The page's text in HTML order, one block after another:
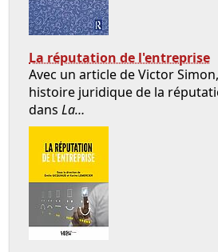
La réputation de l'entreprise
Avec un article de Victor
histoire juridique de la
dans La…